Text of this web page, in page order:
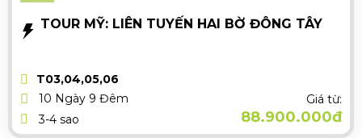
TOUR MỸ: LIÊN TUYẾN HAI BỜ ĐÔNG TÂY
T03,04,05,06
10 Ngày 9 Đêm
3-4 sao
Giá từ:
88.900.000đ